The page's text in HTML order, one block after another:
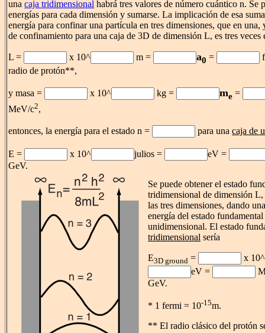
una caja tridimensional habrá tres valores de número cuántico n. Se
energías para cada dimensión y sumarse. La implicación de esa
energía para confinar una partícula en tres dimensiones, que en
de confinamiento para una caja de 3D de dimensión L, es tres veces
L = x 10^ m = a0 =
radio de protón**,
y masa = x 10^ kg = me =
MeV/c2,
entonces, la energía para el estado n = para una caja de
E = x 10^ julios =
eV =
GeV.
Se puede obtener el estado
tridimensional de dimensión
las tres dimensiones, dando
energía del estado
unidimensional. El estado
tridimensional sería
E3D ground =
x 10^
eV =
GeV.
* 1 fermi = 10-15m.
** El radio clásico del protón